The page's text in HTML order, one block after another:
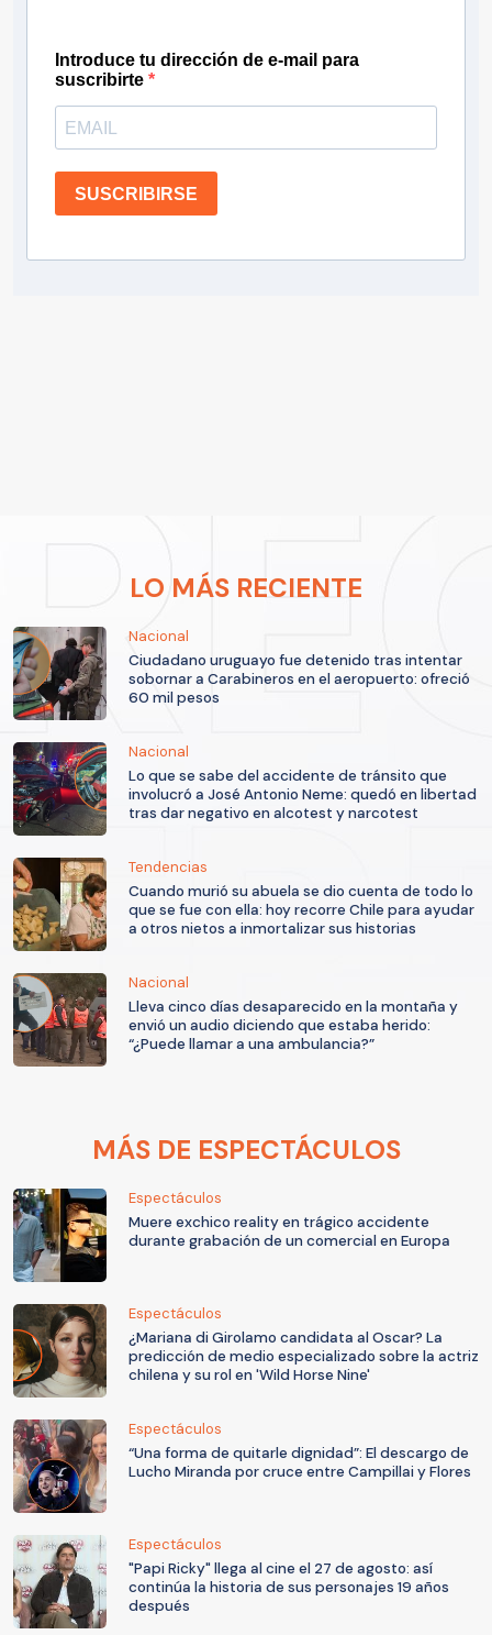
Introduce tu dirección de e-mail para
suscribirte
SUSCRIBIRSE
LO MÁS RECIENTE
Nacional
Ciudadano uruguayo fue detenido tras intentar
sobornar a Carabineros en el aeropuerto: ofreció
60 mil pesos
Nacional
Lo que se sabe del accidente de tránsito que
involucró a José Antonio Neme: quedó en libertad
tras dar negativo en alcotest y narcotest
Tendencias
Cuando murió su abuela se dio cuenta de todo lo
que se fue con ella: hoy recorre Chile para ayudar
a otros nietos a inmortalizar sus historias
Nacional
Lleva cinco días desaparecido en la montaña y
envió un audio diciendo que estaba herido:
“¿Puede llamar a una ambulancia?”
MÁS DE ESPECTÁCULOS
Espectáculos
Muere exchico reality en trágico accidente
durante grabación de un comercial en Europa
Espectáculos
¿Mariana di Girolamo candidata al Oscar? La
predicción de medio especializado sobre la actriz
chilena y su rol en 'Wild Horse Nine'
Espectáculos
“Una forma de quitarle dignidad”: El descargo de
Lucho Miranda por cruce entre Campillai y Flores
Espectáculos
"Papi Ricky" llega al cine el 27 de agosto: así
continúa la historia de sus personajes 19 años
después